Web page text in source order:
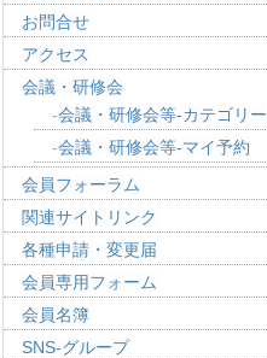
お問合せ
アクセス
会議・研修会
会議・研修会等-カテゴリー
会議・研修会等-マイ予約
会員フォーラム
関連サイトリンク
各種申請・変更届
会員専用フォーム
会員名簿
SNS-グループ